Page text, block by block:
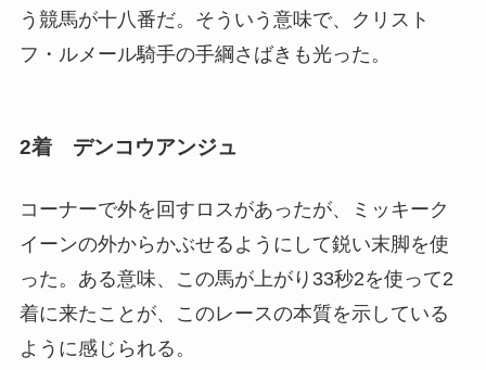
う競馬が十八番だ。そういう意味で、クリスト
フ・ルメール騎手の手綱さばきも光った。
2着 デンコウアンジュ
コーナーで外を回すロスがあったが、ミッキーク
イーンの外からかぶせるようにして鋭い末脚を使
った。ある意味、この馬が上がり33秒2を使って2
着に来たことが、このレースの本質を示している
ように感じられる。